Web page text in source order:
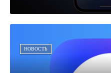
НОВОСТЬ